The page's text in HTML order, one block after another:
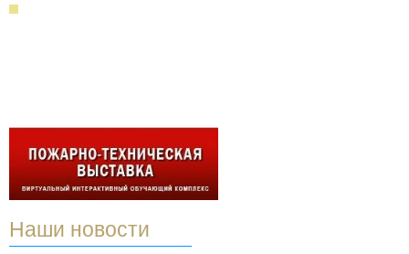
Наши новости